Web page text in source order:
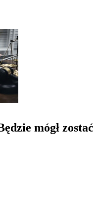
mógł zostać